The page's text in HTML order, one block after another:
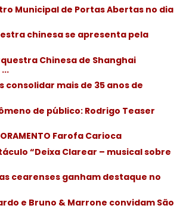
Municipal de Portas Abertas no dia
chinesa se apresenta pela
Chinesa de Shanghai
consolidar mais de 35 anos de
de público: Rodrigo Teaser
Farofa Carioca
“Deixa Clarear – musical sobre
cearenses ganham destaque no
e Bruno & Marrone convidam São